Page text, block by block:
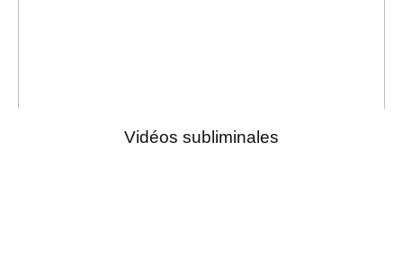
Vidéos subliminales